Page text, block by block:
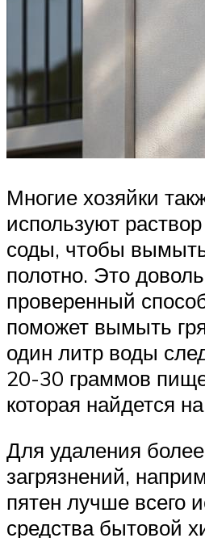
Многие хозяйки
используют
соды, чтобы
полотно. Это
проверенный
поможет вымыть
один литр воды
20-30 граммов
которая найдется
Для удаления
загрязнений,
пятен лучше всего
средства бытовой